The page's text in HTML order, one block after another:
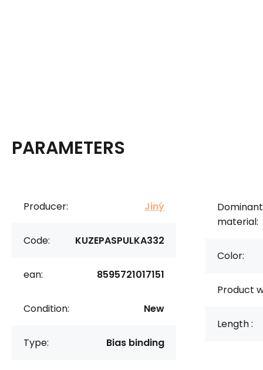
PARAMETERS
Producer: Jiný
Code: KUZEPASPULKA332
ean: 8595721017151
Condition: New
Type: Bias binding
Dominant
material:
Color:
Product
Length :